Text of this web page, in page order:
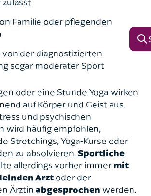
Familie oder pflegenden
von der diagnostizierten
sogar moderater Sport
oder eine Stunde Yoga wirken
auf Körper und Geist aus.
und psychischen
wird häufig empfohlen,
Stretchings, Yoga-Kurse oder
zu absolvieren.Sportliche
allerdings vorher immer mit
Arzt oder der
Ärztin abgesprochen werden.